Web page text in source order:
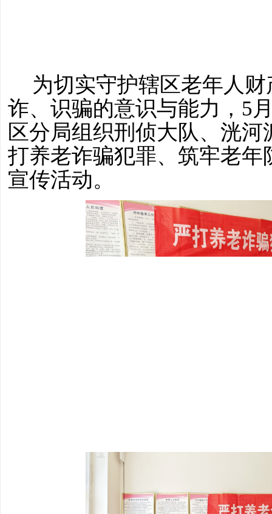
为切实守护辖区老年人
诈、识骗的意识与能力， 5
区分局组织刑侦大队、洸河
打养老诈骗犯罪、筑牢老年
宣传活动。